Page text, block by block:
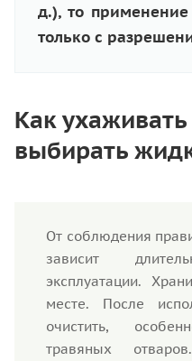
д.), то
только с
Как
выбирать
От соблюдения
зависит
эксплуатации.
месте. После
очистить,
травяных